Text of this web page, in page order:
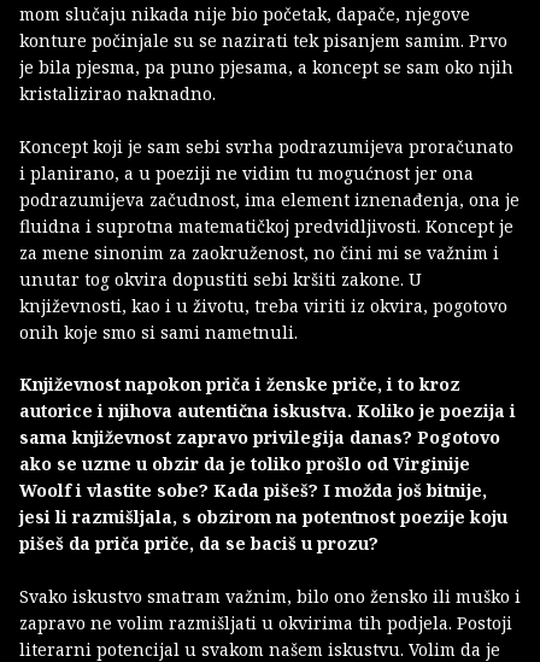
mom slučaju nikada nije bio početak, dapače, njegove
konture počinjale su se nazirati tek pisanjem samim. Prvo
je bila pjesma, pa puno pjesama, a koncept se sam oko njih
kristalizirao naknadno.
Koncept koji je sam sebi svrha podrazumijeva proračunato
i planirano, a u poeziji ne vidim tu mogućnost jer ona
podrazumijeva začudnost, ima element iznenađenja, ona je
fluidna i suprotna matematičkoj predvidljivosti. Koncept je
za mene sinonim za zaokruženost, no čini mi se važnim i
unutar tog okvira dopustiti sebi kršiti zakone. U
književnosti, kao i u životu, treba viriti iz okvira, pogotovo
onih koje smo si sami nametnuli.
Književnost napokon priča i ženske priče, i to kroz
autorice i njihova autentična iskustva. Koliko je poezija i
sama književnost zapravo privilegija danas? Pogotovo
ako se uzme u obzir da je toliko prošlo od Virginije
Woolf i vlastite sobe? Kada pišeš? I možda još bitnije,
jesi li razmišljala, s obzirom na potentnost poezije koju
pišeš da priča priče, da se baciš u prozu?
Svako iskustvo smatram važnim, bilo ono žensko ili muško i
zapravo ne volim razmišljati u okvirima tih podjela. Postoji
literarni potencijal u svakom našem iskustvu. Volim da je